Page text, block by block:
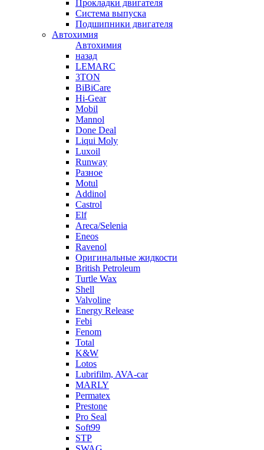
Прокладки двигателя
Система выпуска
Подшипники двигателя
Автохимия
Автохимия
назад
LEMARC
3TON
BiBiCare
Hi-Gear
Mobil
Mannol
Done Deal
Liqui Moly
Luxoil
Runway
Разное
Motul
Addinol
Castrol
Elf
Areca/Selenia
Eneos
Ravenol
Оригинальные жидкости
British Petroleum
Turtle Wax
Shell
Valvoline
Energy Release
Febi
Fenom
Total
K&W
Lotos
Lubrifilm, AVA-car
MARLY
Permatex
Prestone
Pro Seal
Soft99
STP